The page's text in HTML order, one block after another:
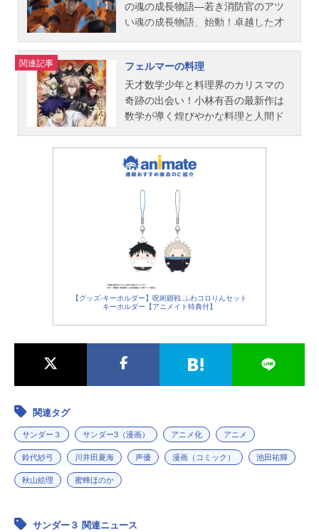
脚本：吉岡たかをキャラクターデザ
イン・総作画監督：愛敬由紀子プロ
澤良憲美術監督：薄井久代色彩設
計：中島和子3Dディレクター：小野
竜太撮影：関谷能弘編集：三嶋章紀
音響監督：明田川仁音楽：横山克ア
ニメーション制作：A-1Pictures主題
P2：「七色シンフォニー」コアラモ
ード.ED1：「キラメキ」wacciED2：
「オレンジ」7!!公開開始年＆季節20
14秋アニメ(C)新川直司・講談社/「...
後藤可久士：神谷浩史後藤姫：高橋
李依十丸院五月：花江夏樹志治仰：
美：佐倉綾音芥子駆：村瀬歩六條一
子：内田真礼ナディラ：加藤英美里
マリオ:浪川大輔古武シルビア：小澤
亜李東御ひな：本渡楓橘地莉子：和
氣あず未千田奈留：逢田梨香子汐越
和力郎：小山力也内木理佐：沼倉愛
美スタッフ原作：久米田康治（講談
社「月刊少年マガジン」連載）監
督：村野佑太シリーズ構成・脚本：
あおしまたかしキャラクターデザイ
ン：山本周平総作画監督：西岡夕
樹 遠藤江美子 山本周平プロップ
デザイン：ヒラタリョウ美術監督：
本田光平美術設定：岩澤美翠美術：
草薙色彩設計：のぼりはるこ撮影監
督：佐藤...
けられた雪は、ライブの前座として
津軽三味線の演奏を披露することに
を三味線の音色にのせて弾く。自分
の音を、自分の想いを探しつづけて
――作品名ましろのおと放送形態TV
アニメスケジュール2021年4月2日
（金）～2021年6月18日（金）TBS
﨑信長澤村若菜：細谷佳正前田朱
利：宮本侑芽山里結：近藤玲奈矢口
海人：岡本信彦永森雷：鈴木達央澤
村梅子：本田貴子神木清流：梅原裕
一郎田沼総一：畠中祐田沼舞：三上
枝織立樹ユナ：逢田梨香子澤村松吾
郎：麻生智久梶貴臣：梶裕貴荒川
潮：落合福嗣山野桜：谷口夢奈小薮
啓子：高柳知葉大俵ヒロシ：木村匡
也タケト：柿原徹也スタッフ原作：
羅川真里茂（講談社「月刊少年マガ
修：吉田兄弟アニメーション制作：
の魂の成長物語―若き消防官のアツ
い魂の成長物語、始動！卓越した才
吾。自身の壁にぶつかり奮闘する斧
田駿。数少ない女性の特別救助隊員
を目指す中村雪。特別救助隊（通
称：オレンジ）を目指す三人の消防
官が出会う時、救国の物語が動き出
難”――日本の危機!!︎作品名め組の大
吾救国のオレンジ放送形態TVアニメ
スケジュール2023年9月30日
（土）〜2024年3月23日（土）読売
テレビ・日本テレビほか話数全23話
キャスト十朱大吾：榎木淳弥斧田
駿：八代拓中村雪：佐倉綾音纏定
家：中村悠一山上恭介：稲田徹五十
嵐哲平：武内駿輔碓井陸：小野塚貴
志椿拓人：佐藤拓也長谷部：阿座上
洋平渡：岩崎諒太朝比奈大吾：小西
原作：曽田正人・冨山玖呂「め組の
インズ・ベースキャラクターデザイ
ン：鶴田眸 藪野浩二シリーズ構
成：藤田伸三主題歌OP：「アンスロ
関連記事
フェルマーの料理
天才数学少年と料理界のカリスマの
奇跡の出会い！小林有吾の最新作は
数学が導く煌びやかな料理と人間ド
まった天才数学少年の北田岳が、謎
多き料理界のカリスマ朝倉海ととも
に、才能ひしめく料理の世界に挑む
数理的エンタテインメント！岳は数
学的思考で周囲を驚かせる美しいを
作りだし、海とともに料理人として
成長していくことができるのか!?202
3年には今をときめく豪華な主役級キ
ャストが揃いTVドラマ化され話題に
なった！このアニメはあなたのを刺
激する…!?作品名フェルマーの料理
MAnimation”枠にて話数全12話キャ
福田寧々：池澤春菜乾孫六：橘龍丸
広瀬一太郎：古川慎武蔵神楽：若山
詩音魚見亜由：永瀬アンナスタッフ
成・脚本：ドメリカキャラクターデ
【グッズ-キーホルダー】呪術廻戦 ふわコロりんセット
キーホルダー【アニメイト特典付】
関連タグ
サンダー３ サンダー3（漫画） アニメ化 アニメ
鈴代紗弓 川井田夏海 声優 漫画（コミック） 池田祐輝
秋山絵理 蜜蜂ほのか
サンダー３ 関連ニュース